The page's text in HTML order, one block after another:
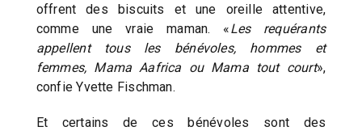
offrent des biscuits et une oreille attentive,
comme une vraie maman. «Les requérants
appellent tous les bénévoles, hommes et
femmes, Mama Aafrica ou Mama tout court»,
confie Yvette Fischman.
Et certains de ces bénévoles sont des